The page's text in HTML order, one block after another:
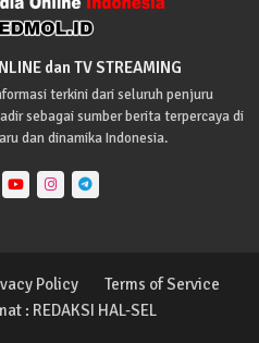
dan TV STREAMING
terkini dari seluruh penjuru
sebagai sumber berita terpercaya di
dan dinamika Indonesia.
Policy
Terms of Service
: REDAKSI HAL-SEL